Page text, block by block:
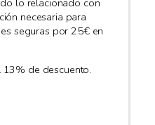
lo relacionado con
necesaria para
seguras por 25€ en
de descuento.